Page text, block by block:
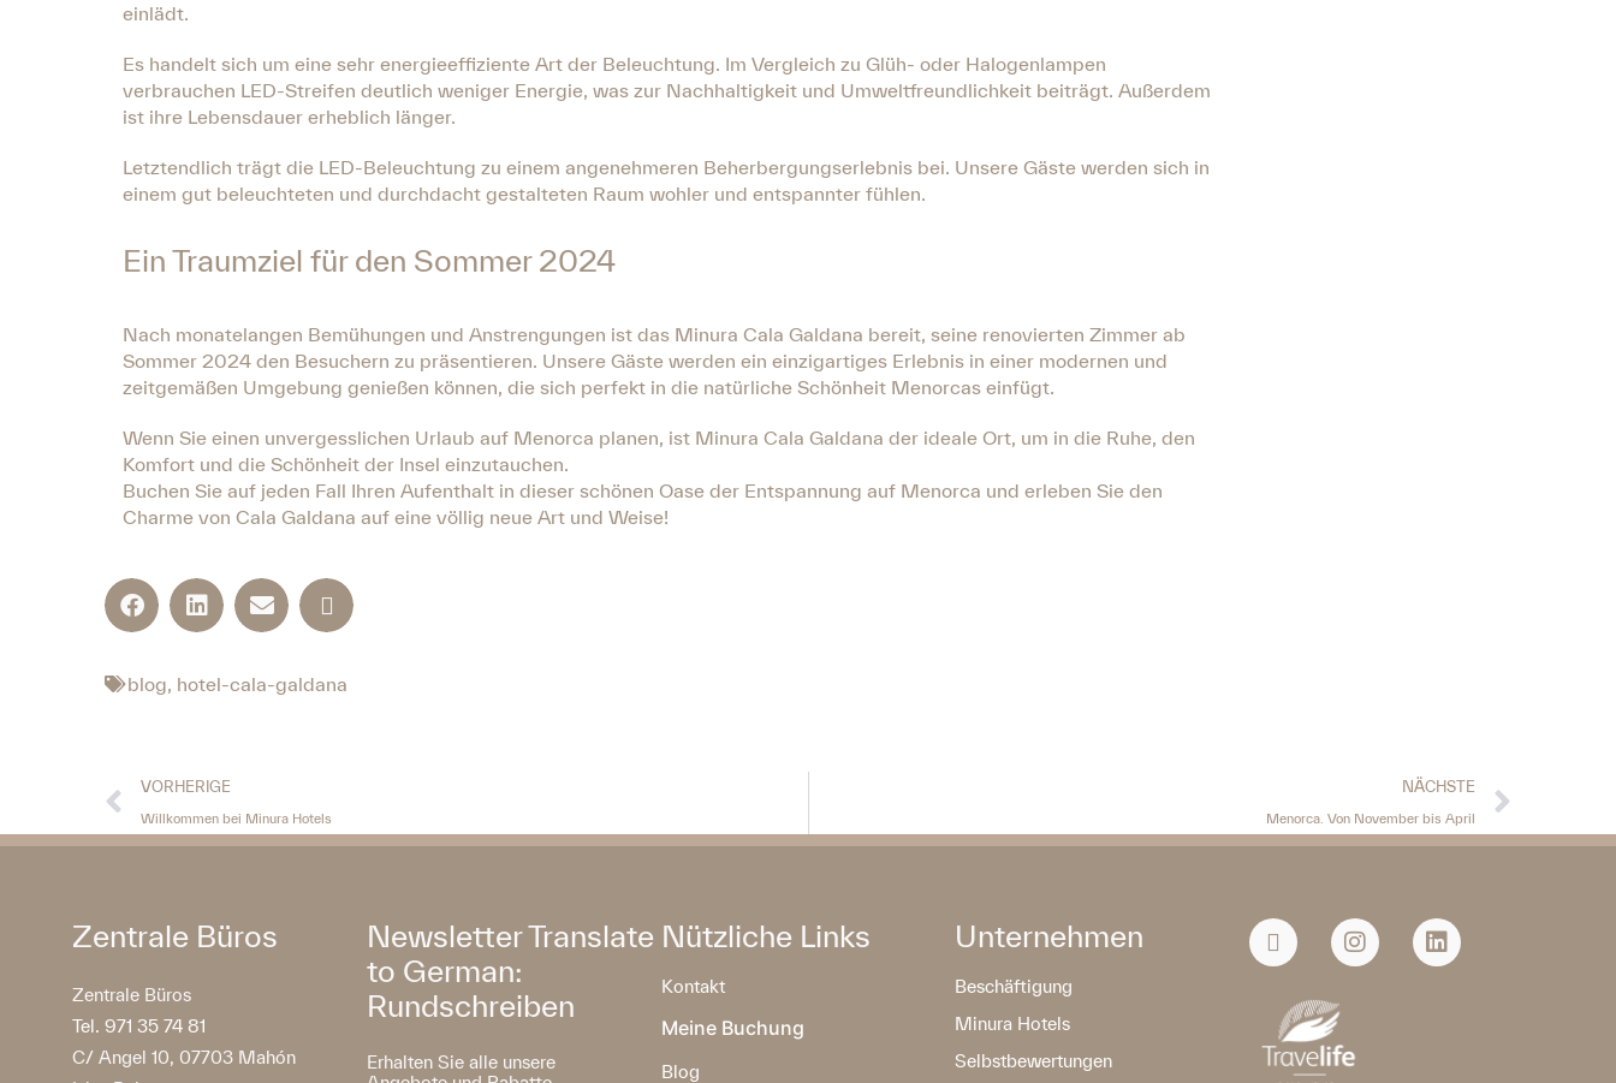
einlädt.
Es handelt sich um eine sehr energieeffiziente Art der Beleuchtung. Im Vergleich zu Glüh- oder Halogenlampen
verbrauchen LED-Streifen deutlich weniger Energie, was zur Nachhaltigkeit und Umweltfreundlichkeit beiträgt. Außerdem
ist ihre Lebensdauer erheblich länger.
Letztendlich trägt die LED-Beleuchtung zu einem angenehmeren Beherbergungserlebnis bei. Unsere Gäste werden sich in
einem gut beleuchteten und durchdacht gestalteten Raum wohler und entspannter fühlen.
Ein Traumziel für den Sommer 2024
Nach monatelangen Bemühungen und Anstrengungen ist das Minura Cala Galdana bereit, seine renovierten Zimmer ab
Sommer 2024 den Besuchern zu präsentieren. Unsere Gäste werden ein einzigartiges Erlebnis in einer modernen und
zeitgemäßen Umgebung genießen können, die sich perfekt in die natürliche Schönheit Menorcas einfügt.
Wenn Sie einen unvergesslichen Urlaub auf Menorca planen, ist Minura Cala Galdana der ideale Ort, um in die Ruhe, den
Komfort und die Schönheit der Insel einzutauchen.
Buchen Sie auf jeden Fall Ihren Aufenthalt in dieser schönen Oase der Entspannung auf Menorca und erleben Sie den
Charme von Cala Galdana auf eine völlig neue Art und Weise!
blog, hotel-cala-galdana
VORHERIGE
Willkommen bei Minura Hotels
NÄCHSTE
Menorca. Von November bis April
Zentrale Büros
Zentrale Büros
Tel. 971 35 74 81
C/ Angel 10, 07703 Mahón
Newsletter Translate
to German:
Rundschreiben
Erhalten Sie alle unsere
Nützliche Links
Kontakt
Meine Buchung
Blog
Unternehmen
Beschäftigung
Minura Hotels
Selbstbewertungen